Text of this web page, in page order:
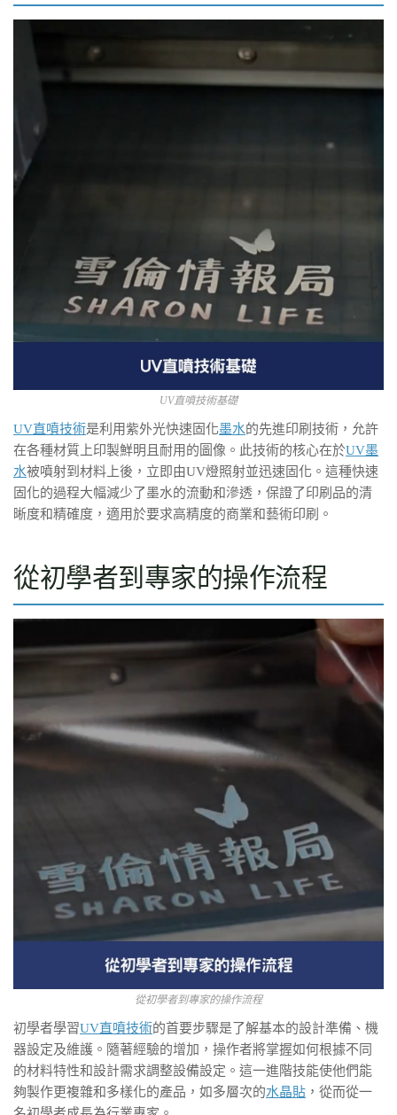
UV直噴技術基礎
UV直噴技術是利用紫外光快速固化墨水的先進印刷技術，允許
在各種材質上印製鮮明且耐用的圖像。此技術的核心在於UV墨
水被噴射到材料上後，立即由UV燈照射並迅速固化。這種快速
固化的過程大幅減少了墨水的流動和滲透，保證了印刷品的清
晰度和精確度，適用於要求高精度的商業和藝術印刷。
從初學者到專家的操作流程
從初學者到專家的操作流程
初學者學習UV直噴技術的首要步驟是了解基本的設計準備、機
器設定及維護。隨著經驗的增加，操作者將掌握如何根據不同
的材料特性和設計需求調整設備設定。這一進階技能使他們能
夠製作更複雜和多樣化的產品，如多層次的水晶貼 ，從而從一